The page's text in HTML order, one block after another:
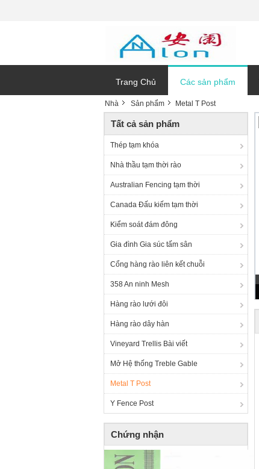
Trang Chủ Các sản phẩm
Nhà Sản phẩm Metal T Post
Tất cả sản phẩm
Thép tạm khóa
Nhà thầu tạm thời rào
Australian Fencing tạm thời
Canada Đấu kiếm tạm thời
Kiểm soát đám đông
Gia đình Gia súc tấm sân
Cổng hàng rào liên kết chuỗi
358 An ninh Mesh
Hàng rào lưới đôi
Hàng rào dây hàn
Vineyard Trellis Bài viết
Mở Hệ thống Treble Gable
Metal T Post
Y Fence Post
Chứng nhận